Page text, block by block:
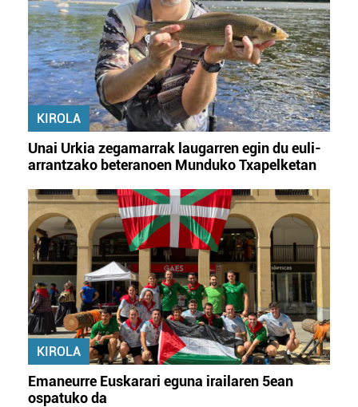
KIROLA
Unai Urkia zegamarrak laugarren egin du euli-
arrantzako beteranoen Munduko Txapelketan
KIROLA
Emaneurre Euskarari eguna irailaren 5ean
ospatuko da